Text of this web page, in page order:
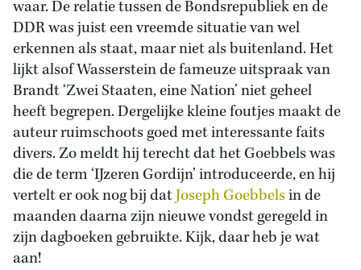
waar. De relatie tussen de Bondsrepubliek en de
DDR was juist een vreemde situatie van wel
erkennen als staat, maar niet als buitenland. Het
lijkt alsof Wasserstein de fameuze uitspraak van
Brandt ‘Zwei Staaten, eine Nation’ niet geheel
heeft begrepen. Dergelijke kleine foutjes maakt de
auteur ruimschoots goed met interessante faits
divers. Zo meldt hij terecht dat het Goebbels was
die de term ‘IJzeren Gordijn’ introduceerde, en hij
vertelt er ook nog bij datJoseph Goebbelsin de
maanden daarna zijn nieuwe vondst geregeld in
zijn dagboeken gebruikte. Kijk, daar heb je wat
aan!